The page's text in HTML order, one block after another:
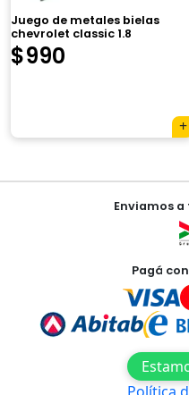
Juego de metales bielas
chevrolet classic 1.8
$990
NavegaciónEnviamos
Pagá
Tu